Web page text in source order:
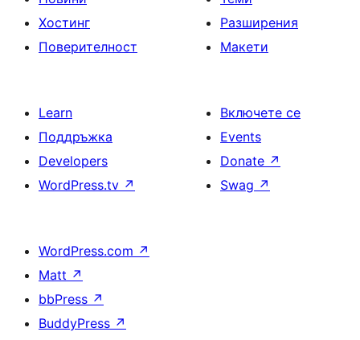
Хостинг
Поверителност
Разширения
Макети
Learn
Поддръжка
Developers
WordPress.tv ↗
Включете се
Events
Donate ↗
Swag ↗
WordPress.com ↗
Matt ↗
bbPress ↗
BuddyPress ↗